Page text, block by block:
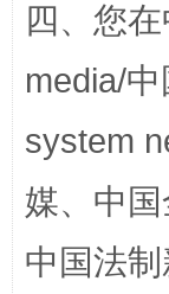
四、您
media/
system
媒、中
中国法